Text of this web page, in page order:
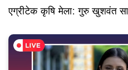
एग्रीटेक कृषि मेला: गुरु खुशवंत